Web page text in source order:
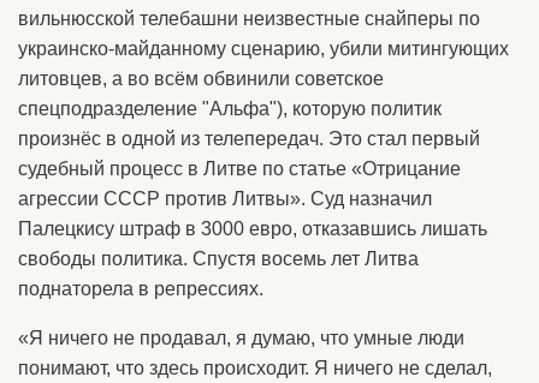
вильнюсской телебашни неизвестные снайперы по
украинско-майданному сценарию, убили митингующих
литовцев, а во всём обвинили советское
спецподразделение "Альфа"), которую политик
произнёс в одной из телепередач. Это стал первый
судебный процесс в Литве по статье «Отрицание
агрессии СССР против Литвы». Суд назначил
Палецкису штраф в 3000 евро, отказавшись лишать
свободы политика. Спустя восемь лет Литва
поднаторела в репрессиях.
«Я ничего не продавал, я думаю, что умные люди
понимают, что здесь происходит. Я ничего не сделал,